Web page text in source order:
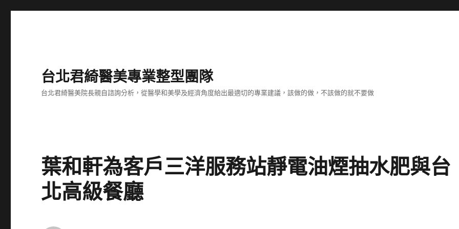
台北君綺醫美專業整型團隊
台北君綺醫美院長親自諮詢分析，從醫學和美學及經濟角度給出最適切的專業建議，該做的做，不該做的就不要做
葉和軒為客戶三洋服務站靜電油煙抽水肥與台
北高級餐廳